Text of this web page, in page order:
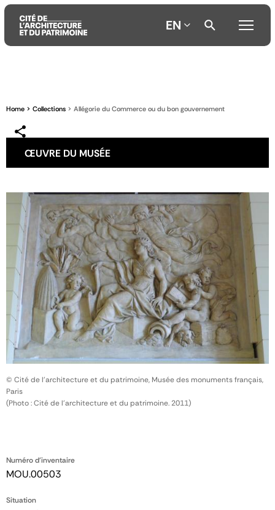
contenu
menu
la
EN
Home Collections Allégorie du Commerce ou du bon gouvernement
ŒUVRE DU MUSÉE
Numéro d'inventaire
MOU.00503
Situation
© Cité de l'architecture et du patrimoine, Musée des monuments français,
Paris
(Photo : Cité de l'architecture et du patrimoine. 2011)